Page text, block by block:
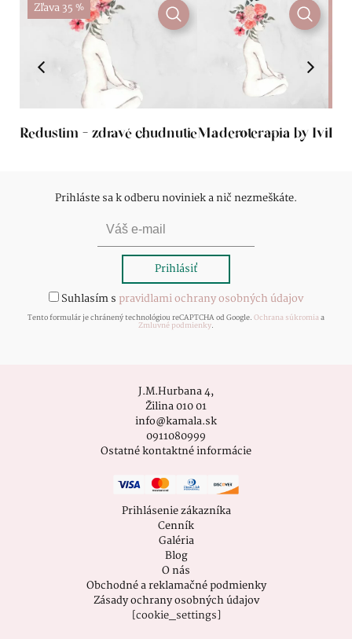
Zľava 35 %
Redustim – zdravé chudnutieMaderoterapia by Ivi
Prihláste sa k odberu noviniek a nič nezmeškáte.
Suhlasím s pravidlami ochrany osobných údajov
Tento formulár je chránený technológiou reCAPTCHA od Google. Ochrana súkromiaa
Zmluvné podmienky.
Prihlásenie zákazníka
Cenník
Galéria
Blog
O nás
Obchodné a reklamačné podmienky
Zásady ochrany osobných údajov
[cookie_settings]
J.M.Hurbana 4,
Žilina 010 01
info@kamala.sk
0911080999
Ostatné kontaktné informácie